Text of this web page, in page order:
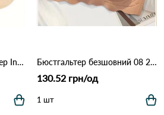
Самоклейкий бюстгальтер Invisible Bra Push-Up з застібкою спереду 1300 Бежевий Бюстгальтер безшовний 08 2,4 Терракота
130.52 грн/од
1 шт